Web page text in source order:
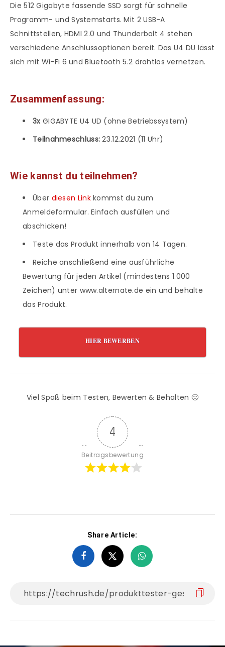
Die 512 Gigabyte fassende SSD sorgt für schnelle
Programm- und Systemstarts. Mit 2 USB-A
Schnittstellen, HDMI 2.0 und Thunderbolt 4 stehen
verschiedene Anschlussoptionen bereit. Das U4 DU lässt
sich mit Wi-Fi 6 und Bluetooth 5.2 drahtlos vernetzen.
Zusammenfassung:
3x GIGABYTE U4 UD (ohne Betriebssystem)
Teilnahmeschluss: 23.12.2021 (11 Uhr)
Wie kannst du teilnehmen?
Über diesen Linkkommst du zum
Anmeldeformular. Einfach ausfüllen und
abschicken!
Teste das Produkt innerhalb von 14 Tagen.
Reiche anschließend eine ausführliche
Bewertung für jeden Artikel (mindestens 1.000
Zeichen) unter www.alternate.de ein und behalte
das Produkt.
HIER BEWERBEN
Viel Spaß beim Testen, Bewerten & Behalten 🙂
4
Beitragsbewertung
Share Article: